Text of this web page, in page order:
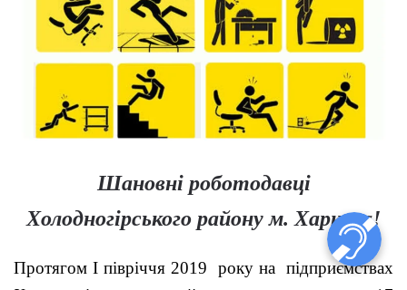
Шановні роботодавці
Холодногірського району м. Харкова!
Протягом І півріччя 2019 року на підприємствах